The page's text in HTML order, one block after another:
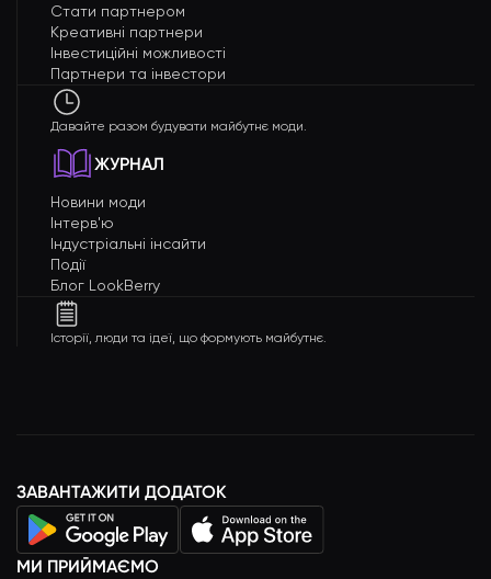
Стати партнером
Креативні партнери
Інвестиційні можливості
Партнери та інвестори
Давайте разом будувати майбутнє моди.
ЖУРНАЛ
Новини моди
Інтерв'ю
Індустріальні інсайти
Події
Блог LookBerry
Історії, люди та ідеї, що формують майбутнє.
ЗАВАНТАЖИТИ ДОДАТОК
МИ ПРИЙМАЄМО